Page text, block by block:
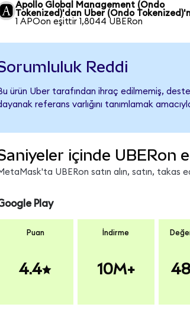
Apollo Global Management (Ondo
Tokenized)'dan Uber (Ondo
1 APOon eşittir 1,8044 UBERon
Reddi
ürün Uber tarafından ihraç edilmemiş,
referans varlığını tanımlamak
içinde UBERon
UBERon satın alın, satın, takas
Play
Puan
4.4
İndirme
10M+